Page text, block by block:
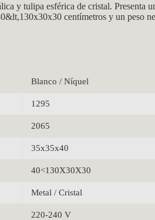
y tulipa esférica de cristal. Presenta
centímetros y un peso
Blanco / Níquel
1295
2065
35x35x40
40<130X30X30
Metal / Cristal
220-240 V